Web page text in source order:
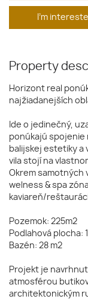
I'm
Property
Horizont real
najžiadanejších
Ide o jedinečný,
ponúkajú
balijskej estetiky a
vila stojí na
Okrem samotných
welness & spa
kaviareň/
Pozemok: 225m2
Podlahová plocha:
Bazén: 28 m2
Projekt je
atmosférou
architektonickým